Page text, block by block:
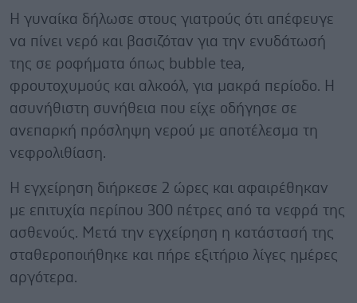
Η γυναίκα δήλωσε στους γιατρούς ότι απέφευγε
να πίνει νερό και βασιζόταν για την ενυδάτωσή
της σε ροφήματα όπως bubble tea,
φρουτοχυμούς και αλκοόλ, για μακρά περίοδο. Η
ασυνήθιστη συνήθεια που είχε οδήγησε σε
ανεπαρκή πρόσληψη νερού με αποτέλεσμα τη
νεφρολιθίαση.
Η εγχείρηση διήρκεσε 2 ώρες και αφαιρέθηκαν
με επιτυχία περίπου 300 πέτρες από τα νεφρά της
ασθενούς. Μετά την εγχείρηση η κατάστασή της
σταθεροποιήθηκε και πήρε εξιτήριο λίγες ημέρες
αργότερα.